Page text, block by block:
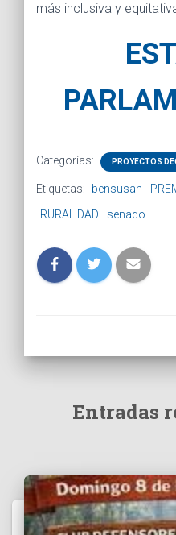
más inclusiva y
Categorías: PROYECTOS
Etiquetas: bensusan
RURALIDAD
senado
Entradas